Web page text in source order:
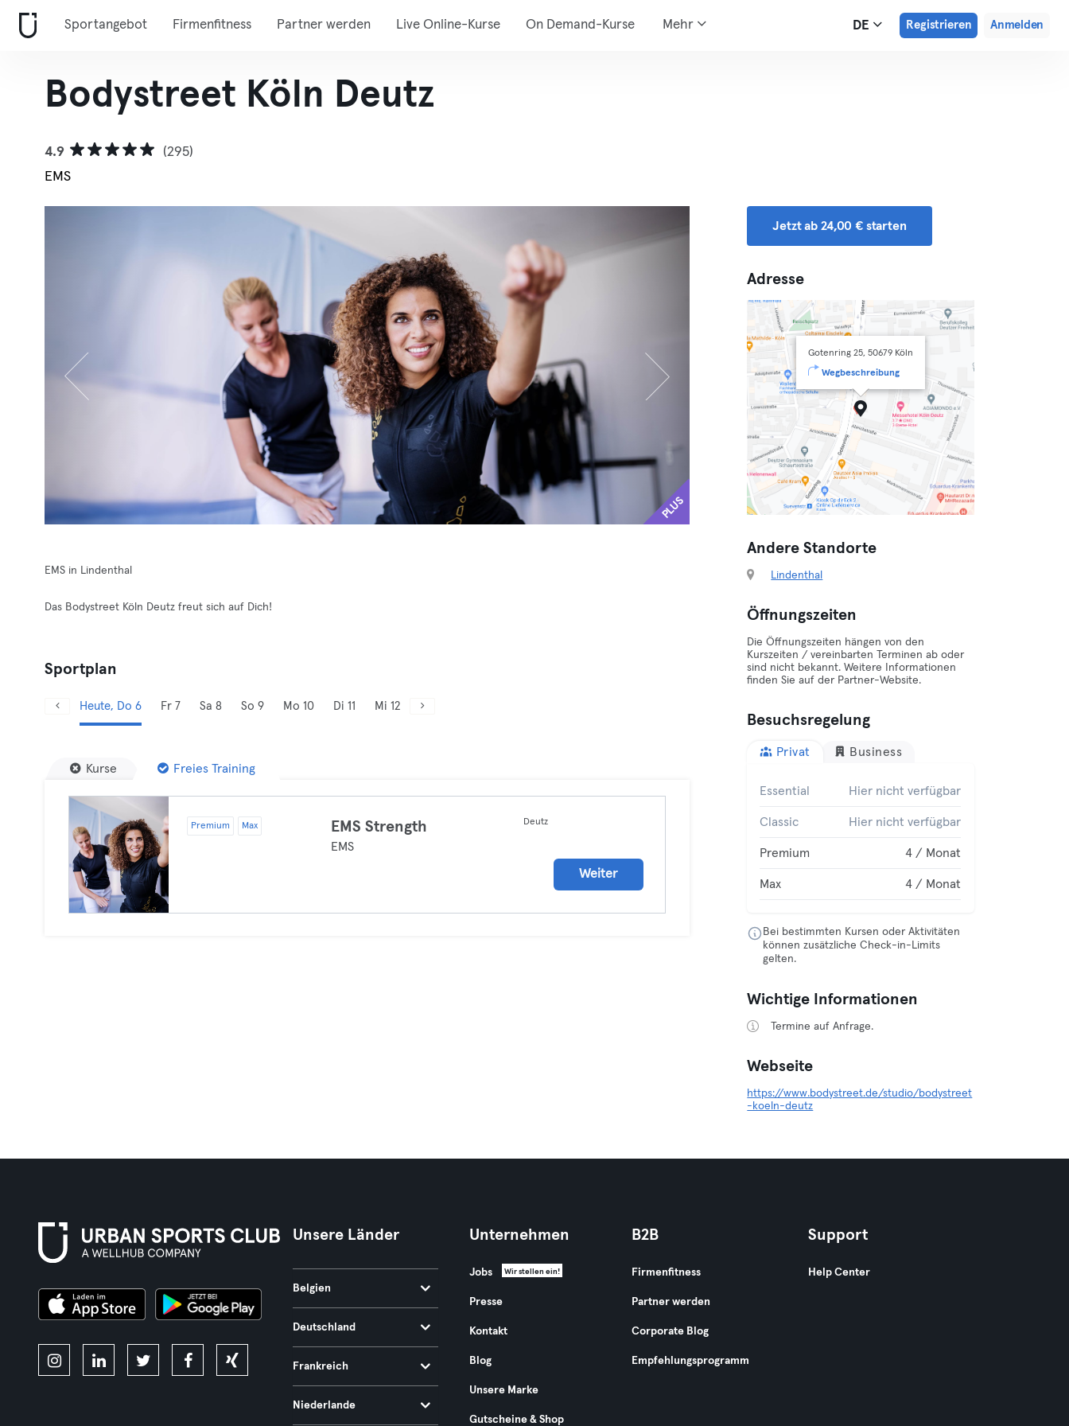
Sportangebot Firmenfitness Partner werden Live Online-Kurse On Demand-Kurse Mehr DE Registrieren Anmelden
Bodystreet Köln Deutz
4.9
(295)
EMS
PLUS
EMS in Lindenthal
Das Bodystreet Köln Deutz freut sich auf Dich!
Sportplan
Heute, Do 6 Fr 7 Sa 8 So 9 Mo 10 Di 11 Mi 12
Kurse Freies Training
Premium Max EMS Strength
EMS
Deutz
Weiter
Jetzt ab 24,00 € starten
Adresse
Gotenring 25, 50679 Köln
Wegbeschreibung
Andere Standorte
Lindenthal
Öffnungszeiten
Die Öffnungszeiten hängen von den
Kurszeiten / vereinbarten Terminen ab oder
sind nicht bekannt. Weitere Informationen
finden Sie auf der Partner-Website.
Besuchsregelung
Privat Business
Essential Hier nicht verfügbar
Classic Hier nicht verfügbar
Premium 4 / Monat
Max 4 / Monat
Bei bestimmten Kursen oder Aktivitäten
können zusätzliche Check-in-Limits
gelten.
Wichtige Informationen
Termine auf Anfrage.
Webseite
https://www.bodystreet.de/studio/bodystreet
-koeln-deutz
Unsere Länder
Belgien
Deutschland
Frankreich
Niederlande
Unternehmen
Jobs Wir stellen ein!
Presse
Kontakt
Blog
Unsere Marke
Gutscheine & Shop
B2B
Firmenfitness
Partner werden
Corporate Blog
Empfehlungsprogramm
Support
Help Center